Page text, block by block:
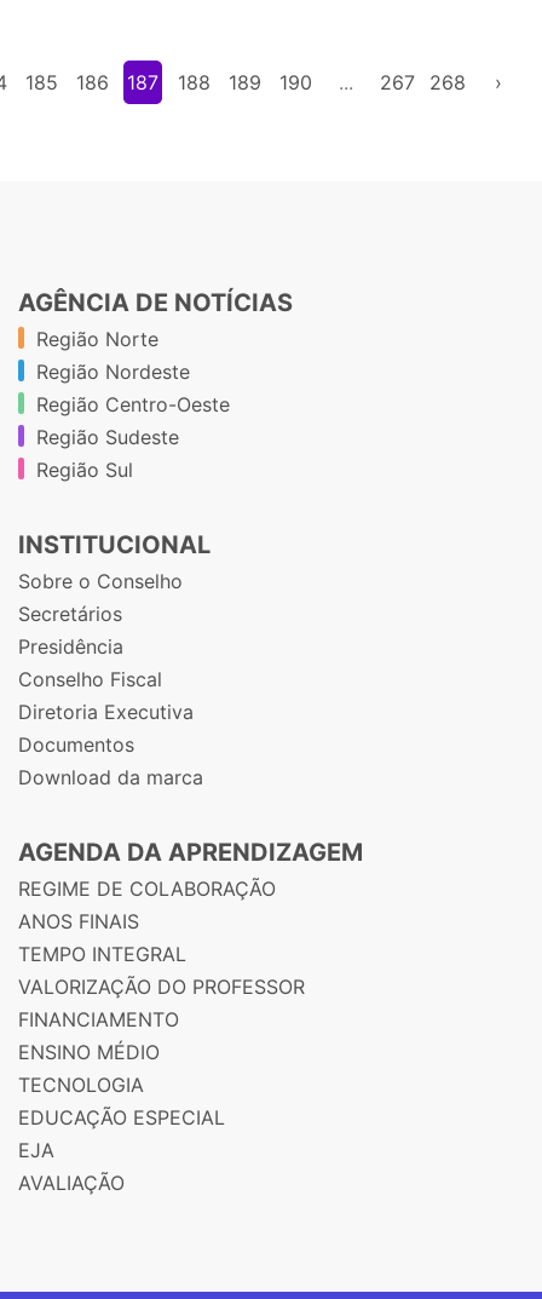
185 186 187 188 189 190 ... 267 268 ›
AGÊNCIA DE NOTÍCIAS
Região Norte
Região Nordeste
Região Centro-Oeste
Região Sudeste
Região Sul
INSTITUCIONAL
Sobre o Conselho
Secretários
Presidência
Conselho Fiscal
Diretoria Executiva
Documentos
Download da marca
AGENDA DA APRENDIZAGEM
REGIME DE COLABORAÇÃO
ANOS FINAIS
TEMPO INTEGRAL
VALORIZAÇÃO DO PROFESSOR
FINANCIAMENTO
ENSINO MÉDIO
TECNOLOGIA
EDUCAÇÃO ESPECIAL
EJA
AVALIAÇÃO